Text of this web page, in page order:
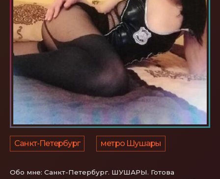
Санкт-Петербург метро Шушары
Обо мне: Санкт-Петербург. ШУШАРЫ. Готова